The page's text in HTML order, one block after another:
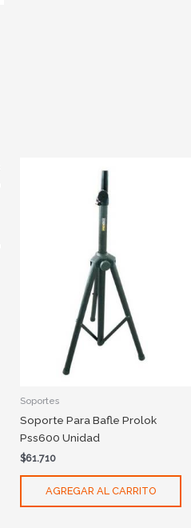
Soportes
Soporte Para Bafle Prolok
Pss600 Unidad
$61.710
AGREGAR AL CARRITO